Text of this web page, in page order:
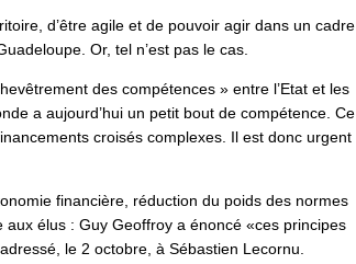
d’être agile et de pouvoir agir dans un cadre
Or, tel n’est pas le cas.
des compétences » entre l’Etat et les
a aujourd’hui un petit bout de compétence. Ce
croisés complexes. Il est donc urgent
financière, réduction du poids des normes
aux élus : Guy Geoffroy a énoncé «ces principes
le 2 octobre, à Sébastien Lecornu.